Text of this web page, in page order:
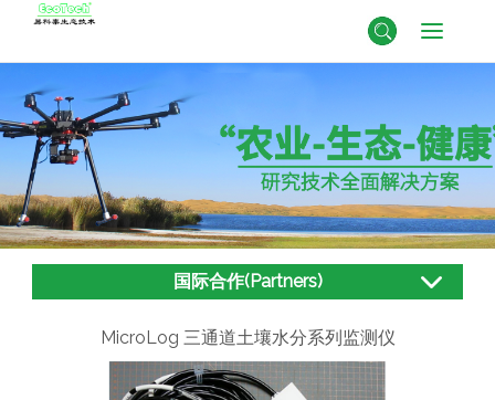
国际合作(Partners)
MicroLog 三通道土壤水分系列监测仪